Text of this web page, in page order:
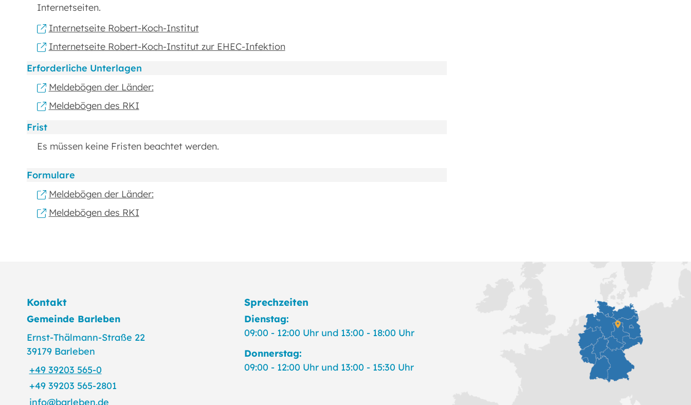
Internetseiten.
Internetseite Robert-Koch-Institut
Internetseite Robert-Koch-Institut zur EHEC-Infektion
Erforderliche Unterlagen
Meldebögen der Länder:
Meldebögen des RKI
Frist
Es müssen keine Fristen beachtet werden.
Formulare
Meldebögen der Länder:
Meldebögen des RKI
Kontakt
Gemeinde Barleben
Ernst-Thälmann-Straße 22
39179 Barleben
+49 39203 565-0
+49 39203 565-2801
info@barleben.de
Sprechzeiten
Dienstag:
09:00 - 12:00 Uhr und 13:00 - 18:00 Uhr
Donnerstag:
09:00 - 12:00 Uhr und 13:00 - 15:30 Uhr